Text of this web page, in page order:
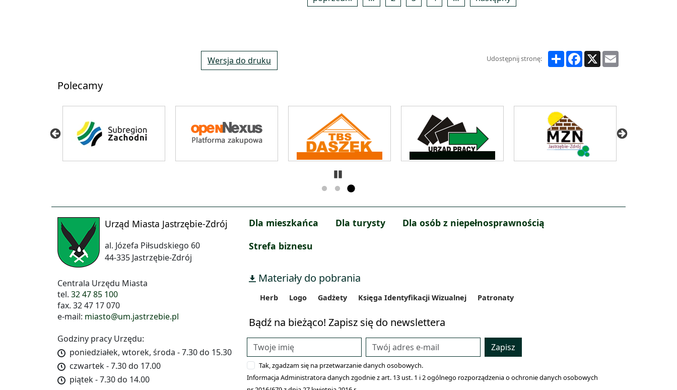
Wersja do druku Udostępnij stronę: ShareFacebook
X
Polecamy
Urząd Miasta Jastrzębie-Zdrój
al. Józefa Piłsudskiego 60
44-335 Jastrzębie-Zdrój
Centrala Urzędu Miasta
tel. 32 47 85 100
fax. 32 47 17 070
e-mail: miasto@um.jastrzebie.pl
Godziny pracy Urzędu:
poniedziałek, wtorek, środa - 7.30 do 15.30
czwartek - 7.30 do 17.00
piątek - 7.30 do 14.00
Dla mieszkańca Dla turysty
Dla osób z niepełnosprawnością
Strefa biznesu
Materiały do pobrania
Herb Logo Gadżety Księga Identyfikacji Wizualnej Patronaty
Bądź na bieżąco! Zapisz się do newslettera
Zapisz
Tak, zgadzam się na przetwarzanie danych osobowych.
Informacja Administratora danych zgodnie z art. 13 ust. 1 i 2 ogólnego rozporządzenia o ochronie danych osobowych